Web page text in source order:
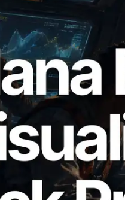
Solana Block
位視覺化區塊生